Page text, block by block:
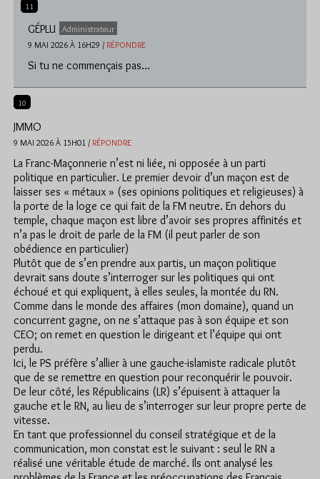
11
GÉPLU
Administrateur
9 MAI 2026 À 16H29 / RÉPONDRE
Si tu ne commençais pas…
10
JMMO
9 MAI 2026 À 15H01 / RÉPONDRE
La Franc-Maçonnerie n’est ni liée, ni opposée à un parti
politique en particulier. Le premier devoir d’un maçon est de
laisser ses « métaux » (ses opinions politiques et religieuses) à
la porte de la loge ce qui fait de la FM neutre. En dehors du
temple, chaque maçon est libre d’avoir ses propres affinités et
n’a pas le droit de parle de la FM (il peut parler de son
obédience en particulier)
Plutôt que de s’en prendre aux partis, un maçon politique
devrait sans doute s’interroger sur les politiques qui ont
échoué et qui expliquent, à elles seules, la montée du RN.
Comme dans le monde des affaires (mon domaine), quand un
concurrent gagne, on ne s’attaque pas à son équipe et son
CEO; on remet en question le dirigeant et l’équipe qui ont
perdu.
Ici, le PS préfère s’allier à une gauche-islamiste radicale plutôt
que de se remettre en question pour reconquérir le pouvoir.
De leur côté, les Républicains (LR) s’épuisent à attaquer la
gauche et le RN, au lieu de s’interroger sur leur propre perte de
vitesse.
En tant que professionnel du conseil stratégique et de la
communication, mon constat est le suivant : seul le RN a
réalisé une véritable étude de marché. Ils ont analysé les